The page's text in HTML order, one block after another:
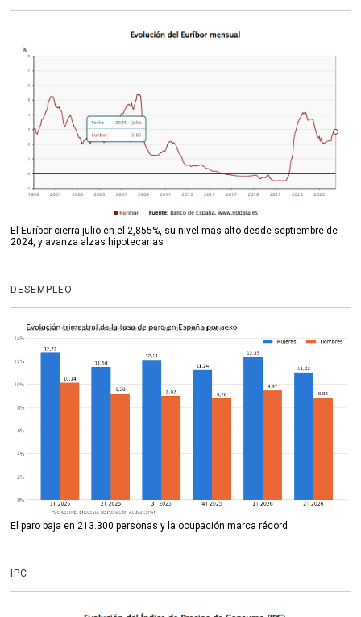
El Euríbor cierra julio en el 2,855%, su nivel más alto desde septiembre de
2024, y avanza alzas hipotecarias
DESEMPLEO
El paro baja en 213.300 personas y la ocupación marca récord
IPC